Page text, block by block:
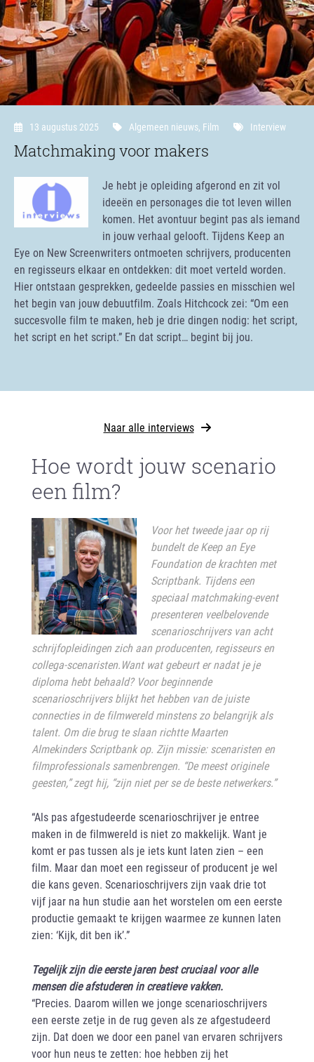
13 augustus 2025 Algemeen nieuws, Film Interview
Matchmaking voor makers
Je hebt je opleiding afgerond en zit vol
ideeën en personages die tot leven willen
komen. Het avontuur begint pas als iemand
in jouw verhaal gelooft. Tijdens Keep an
Eye on New Screenwriters ontmoeten schrijvers, producenten
en regisseurs elkaar en ontdekken: dit moet verteld worden.
Hier ontstaan gesprekken, gedeelde passies en misschien wel
het begin van jouw debuutfilm. Zoals Hitchcock zei: “Om een
succesvolle film te maken, heb je drie dingen nodig: het script,
het script en het script.” En dat script… begint bij jou.
Naar alle interviews
Hoe wordt jouw scenario
een film?
Voor het tweede jaar op rij
bundelt de Keep an Eye
Foundation de krachten met
Scriptbank. Tijdens een
speciaal matchmaking-event
presenteren veelbelovende
scenarioschrijvers van acht
schrijfopleidingen zich aan producenten, regisseurs en
collega-scenaristen.Want wat gebeurt er nadat je je
diploma hebt behaald? Voor beginnende
scenarioschrijvers blijkt het hebben van de juiste
connecties in de filmwereld minstens zo belangrijk als
talent. Om die brug te slaan richtte Maarten
Almekinders Scriptbank op. Zijn missie: scenaristen en
filmprofessionals samenbrengen. “De meest originele
geesten,” zegt hij, “zijn niet per se de beste netwerkers.”
“Als pas afgestudeerde scenarioschrijver je entree
maken in de filmwereld is niet zo makkelijk. Want je
komt er pas tussen als je iets kunt laten zien – een
film. Maar dan moet een regisseur of producent je wel
die kans geven. Scenarioschrijvers zijn vaak drie tot
vijf jaar na hun studie aan het worstelen om een eerste
productie gemaakt te krijgen waarmee ze kunnen laten
zien: ‘Kijk, dit ben ik’.”
Tegelijk zijn die eerste jaren best cruciaal voor alle
mensen die afstuderen in creatieve vakken.
“Precies. Daarom willen we jonge scenarioschrijvers
een eerste zetje in de rug geven als ze afgestudeerd
zijn. Dat doen we door een panel van ervaren schrijvers
voor hun neus te zetten: hoe hebben zij het